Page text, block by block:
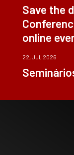
Save the
online
22, Jul, 2026